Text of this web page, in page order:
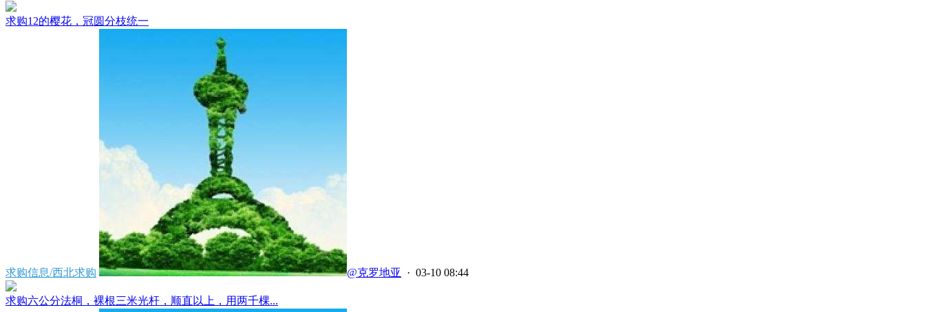
求购12的樱花，冠圆分枝统一
求购信息/西北求购 @克罗地亚 · 03-10 08:44
求购六公分法桐，裸根三米光杆，顺直以上，用两千棵...